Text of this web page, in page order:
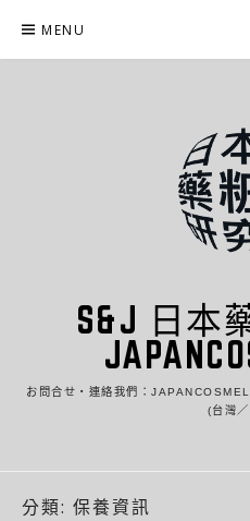
content
MENU
S&J 日本
お問合せ・連絡我們：
(台灣
分類: 保養資訊